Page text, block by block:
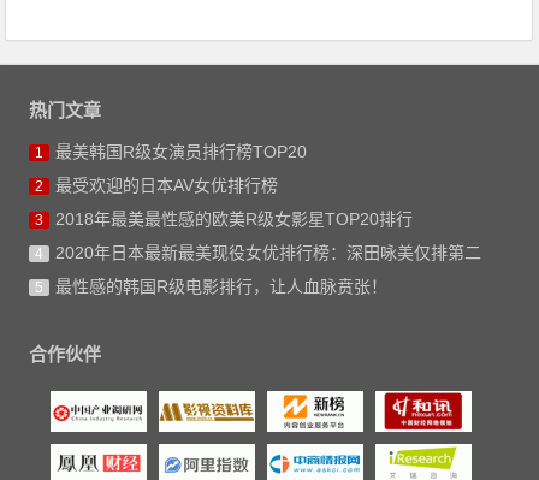
热门文章
1 最美韩国R级女演员排行榜TOP20
2 最受欢迎的日本AV女优排行榜
3 2018年最美最性感的欧美R级女影星TOP20排行
4 2020年日本最新最美现役女优排行榜：深田咏美仅排第二
5 最性感的韩国R级电影排行，让人血脉贲张！
合作伙伴